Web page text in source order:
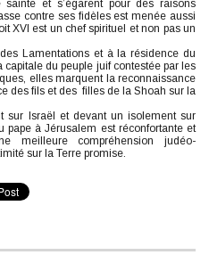
sainte et s’égarent pour des raisons
contre ses fidèles est menée aussi
XVI est un chef spirituel et non pas un
Lamentations et à la résidence du
capitale du peuple juif contestée par les
elles marquent la reconnaissance
des fils et des filles de la Shoah sur la
sur Israël et devant un isolement sur
pape à Jérusalem est réconfortante et
meilleure compréhension judéo-
sur la Terre promise.